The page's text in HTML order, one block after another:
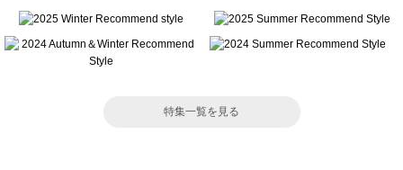
特集一覧を見る